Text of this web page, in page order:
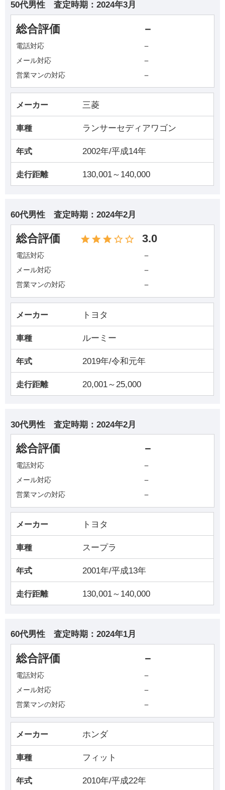
50代男性 査定時期： 2024年3月
総合評価 －
電話対応 －
メール対応 －
営業マンの対応 －
メーカー 三菱
車種 ランサーセディアワゴン
年式 2002年/平成14年
走行距離 130,001～140,000
60代男性 査定時期： 2024年2月
総合評価 3.0
電話対応 －
メール対応 －
営業マンの対応 －
メーカー トヨタ
車種 ルーミー
年式 2019年/令和元年
走行距離 20,001～25,000
30代男性 査定時期： 2024年2月
総合評価 －
電話対応 －
メール対応 －
営業マンの対応 －
メーカー トヨタ
車種 スープラ
年式 2001年/平成13年
走行距離 130,001～140,000
60代男性 査定時期： 2024年1月
総合評価 －
電話対応 －
メール対応 －
営業マンの対応 －
メーカー ホンダ
車種 フィット
年式 2010年/平成22年